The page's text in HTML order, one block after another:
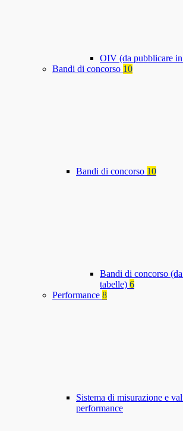
OIV (da pubblicare
Bandi di concorso 10
Bandi di concorso 10
Bandi di concorso
tabelle) 6
Performance 8
Sistema di misurazione e
performance